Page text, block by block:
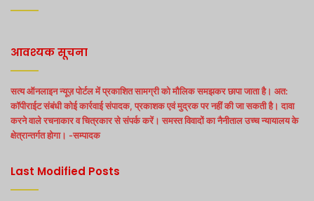
आवश्यक सूचना
सत्य ऑनलाइन न्यूज़ पोर्टल में प्रकाशित सामग्री को मौलिक समझकर छापा जाता है। अत:
कॉपीराईट संबंधी कोई कार्रवाई संपादक, प्रकाशक एवं मुद्रक पर नहीं की जा सकती है। दावा
करने वाले रचनाकार व चित्रकार से संपर्क करें। समस्त विवादों का नैनीताल उच्च न्यायालय के
क्षेत्रान्तर्गत होगा। -सम्पादक
Last Modified Posts